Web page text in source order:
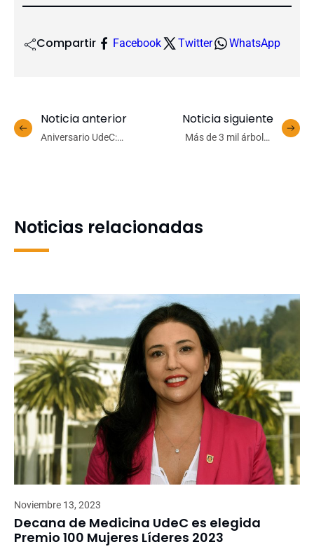
Compartir Facebook Twitter WhatsApp
Noticia anterior
Aniversario UdeC:
Noticia siguiente
Más de 3 mil árboles
Noticias relacionadas
Noviembre 13, 2023
Decana de Medicina UdeC es elegida
Premio 100 Mujeres Líderes 2023